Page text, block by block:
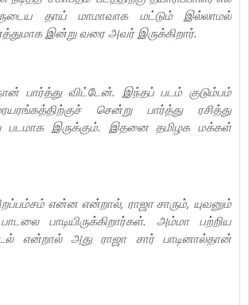
தாய் மாமாவாக மட்டும் இல்லாமல்
இன்று வரை அவர் இருக்கிறார்.‌
பார்த்து விட்டேன். இந்தப் படம் குடும்பம்
சென்று பார்த்து ரசித்து
படமாக இருக்கும். இதனை தமிழக மக்கள்
என்ன என்றால், ராஜா சாரும், யுவனும்
பாடியிருக்கிறார்கள். அம்மா பற்றிய
என்றால் அது ராஜா சார் பாடினால்தான்